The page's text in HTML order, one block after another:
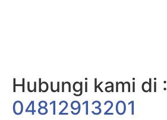
Hubungi kami di :
04812913201